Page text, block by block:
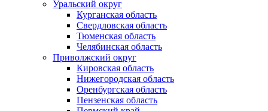
Уральский округ
Курганская область
Свердловская область
Тюменская область
Челябинская область
Приволжский округ
Кировская область
Нижегородская область
Оренбургская область
Пензенская область